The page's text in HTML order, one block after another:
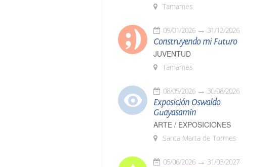
Tamames
09/01/2026 31/12/2026
Construyendo mi Futuro
JUVENTUD
Tamames
08/05/2026 30/08/2026
Exposición Oswaldo
Guayasamín
ARTE / EXPOSICIONES
Santa Marta de Tormes
05/06/2026 31/03/2027